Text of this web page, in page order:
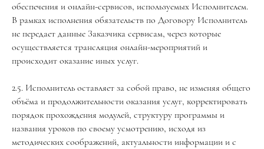
обеспечения и онлайн-сервисов, используемых Исполнителем.
В рамках исполнения обязательств по Договору Исполнитель
не передает данные Заказчика сервисам, через которые
осуществляется трансляция онлайн-мероприятий и
происходит оказание иных услуг.
2.5. Исполнитель оставляет за собой право, не изменяя общего
объёма и продолжительности оказания услуг, корректировать
порядок прохождения модулей, структуру программы и
названия уроков по своему усмотрению, исходя из
методических соображений, актуальности информации и с